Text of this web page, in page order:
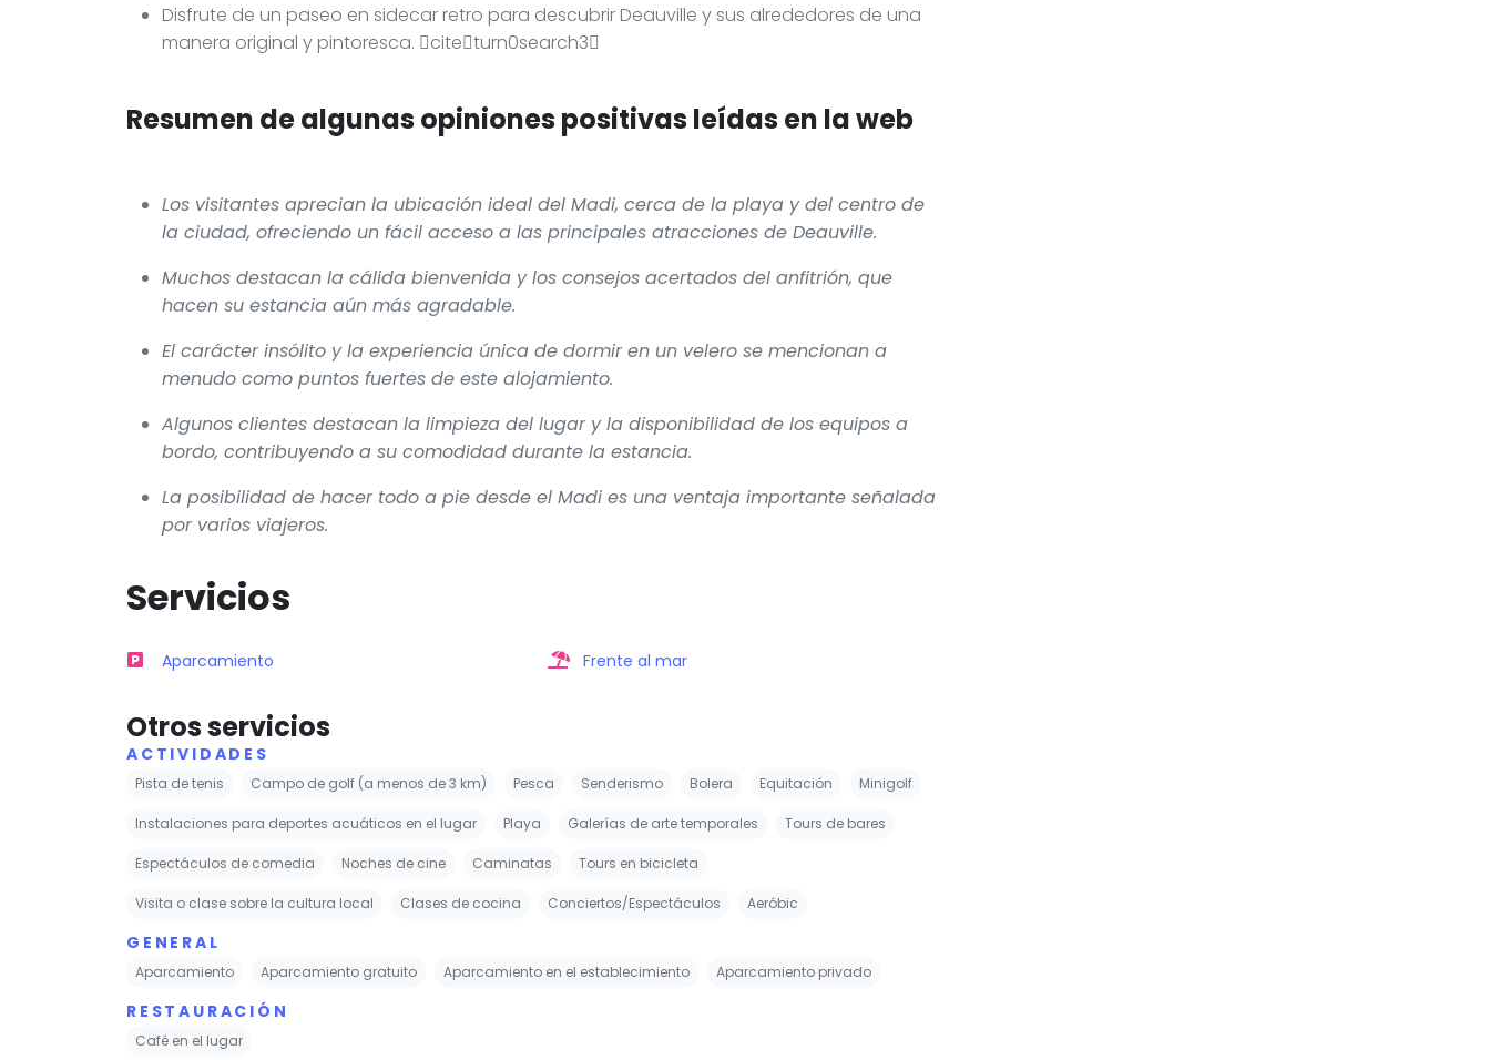
Disfrute de un paseo en sidecar retro para descubrir Deauville y sus alrededores de una
manera original y pintoresca. citeturn0search3
Resumen de algunas opiniones positivas leídas en la web
Los visitantes aprecian la ubicación ideal del Madi, cerca de la playa y del centro de
la ciudad, ofreciendo un fácil acceso a las principales atracciones de Deauville.
Muchos destacan la cálida bienvenida y los consejos acertados del anfitrión, que
hacen su estancia aún más agradable.
El carácter insólito y la experiencia única de dormir en un velero se mencionan a
menudo como puntos fuertes de este alojamiento.
Algunos clientes destacan la limpieza del lugar y la disponibilidad de los equipos a
bordo, contribuyendo a su comodidad durante la estancia.
La posibilidad de hacer todo a pie desde el Madi es una ventaja importante señalada
por varios viajeros.
Servicios
Aparcamiento Frente al mar
Otros servicios
ACTIVIDADES
Pista de tenis Campo de golf (a menos de 3 km) Pesca Senderismo Bolera Equitación Minigolf
Instalaciones para deportes acuáticos en el lugar Playa Galerías de arte temporales Tours de bares
Espectáculos de comedia Noches de cine Caminatas Tours en bicicleta
Visita o clase sobre la cultura local Clases de cocina Conciertos/Espectáculos Aeróbic
GENERAL
Aparcamiento Aparcamiento gratuito Aparcamiento en el establecimiento Aparcamiento privado
RESTAURACIÓN
Café en el lugar